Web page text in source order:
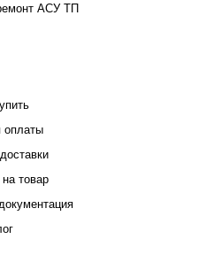
АСУ ТП
оплаты
на товар